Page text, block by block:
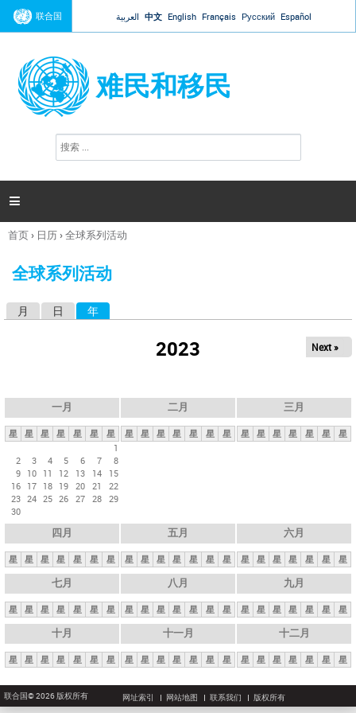
Jump to navigation
联合国 العربية 中文 English Français Русский Español
难民和移民
搜
索

你
这
首页› 日历›全球系列活动
全球系列活动
月 日 年
2023 Next »
一月
星 星 星 星 星 星
星
1
2
3 4 5 6 7
8
9 10 11 12 13 14
15
16 17 18 19 20 21
22
23 24 25 26 27 28 29
30
二月
星 星 星 星 星 星 星
三月
星 星 星 星 星 星 星
四月
星 星 星 星 星 星 星
五月
星 星 星 星 星 星 星
六月
星 星 星 星 星 星 星
七月
星 星 星 星 星 星 星
八月
星 星 星 星 星 星 星
九月
星 星 星 星 星 星 星
十月
星 星 星 星 星 星 星
十一月
星 星 星 星 星 星 星
十二月
星 星 星 星 星 星 星
联合国© 2026 版权所有 网址索引 网站地图 联系我们 版权所有